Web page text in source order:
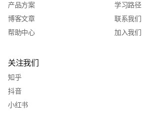
产品方案
博客文章
帮助中心
学习路径
联系我们
加入我们
关注我们
知乎
抖音
小红书